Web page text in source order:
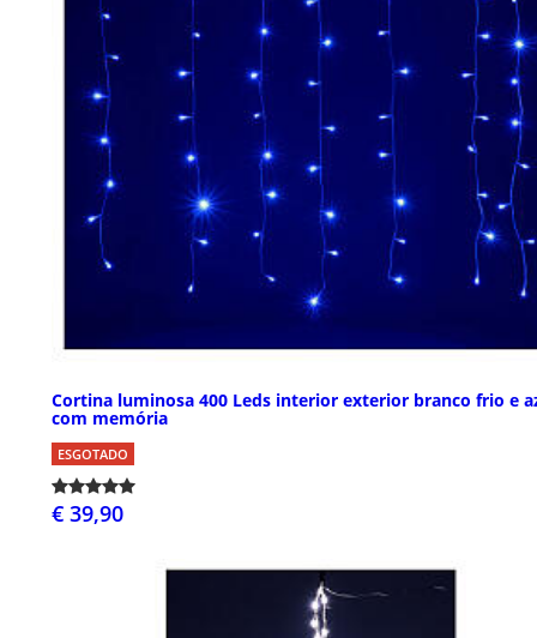
Cortina luminosa 400 Leds interior exterior branco frio e
com memória
ESGOTADO
€ 39,90